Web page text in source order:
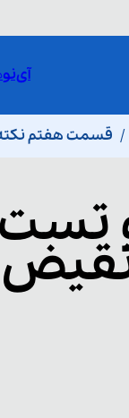
آی‌نو
قسمت هفتم
تست